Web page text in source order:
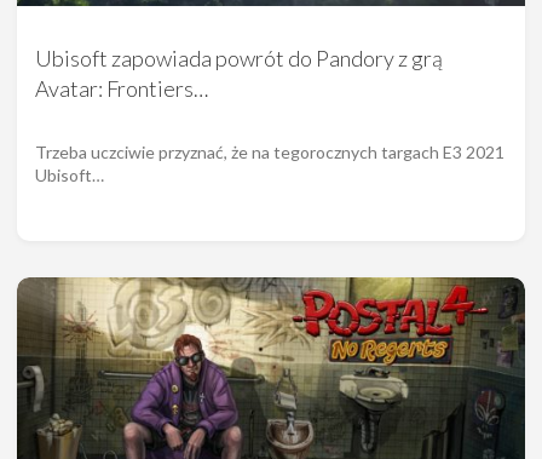
Ubisoft zapowiada powrót do Pandory z grą
Avatar: Frontiers…
Trzeba uczciwie przyznać, że na tegorocznych targach E3 2021
Ubisoft…